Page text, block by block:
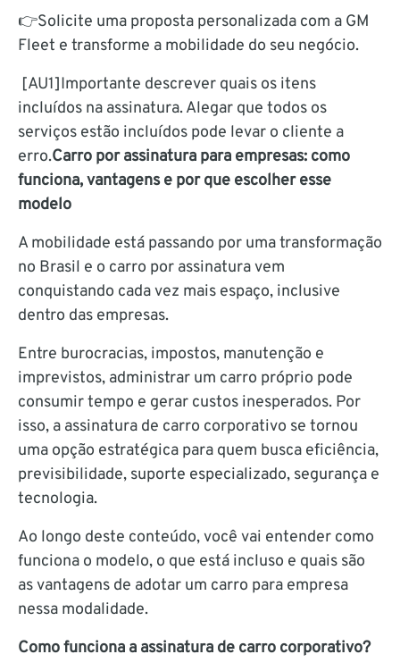
👉Solicite uma proposta personalizada com a GM
Fleet e transforme a mobilidade do seu negócio.
[AU1]Importante descrever quais os itens
incluídos na assinatura. Alegar que todos os
serviços estão incluídos pode levar o cliente a
erro.Carro por assinatura para empresas: como
funciona, vantagens e por que escolher esse
modelo
A mobilidade está passando por uma transformação
no Brasil e o carro por assinatura vem
conquistando cada vez mais espaço, inclusive
dentro das empresas.
Entre burocracias, impostos, manutenção e
imprevistos, administrar um carro próprio pode
consumir tempo e gerar custos inesperados. Por
isso, a assinatura de carro corporativo se tornou
uma opção estratégica para quem busca eficiência,
previsibilidade, suporte especializado, segurança e
tecnologia.
Ao longo deste conteúdo, você vai entender como
funciona o modelo, o que está incluso e quais são
as vantagens de adotar um carro para empresa
nessa modalidade.
Como funciona a assinatura de carro corporativo?